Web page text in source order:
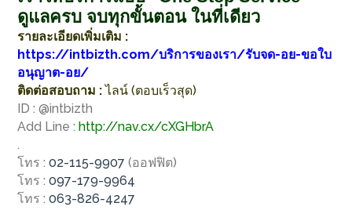
ดูแลครบ จบทุกขั้นตอน ในที่เดียว
รายละเอียดเพิ่มเติม :
https://intbizth.com/บริการของเรา/รับจด-อย-ขอใบ
อนุญาต-อย/
ติดต่อสอบถาม :ไลน์ (ตอบเร็วสุด)
ID : @intbizth
Add Line : http://nav.cx/cXGHbrA
.
โทร :02-115-9907 (ออฟฟิต)
โทร :097-179-9964
โทร :063-826-4247